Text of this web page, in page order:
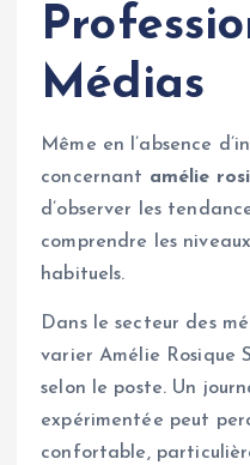
Médias
Même en l’absence
concernant amélie
d’observer les
comprendre les
habituels.
Dans le secteur des
varier Amélie Rosique
selon le poste. Un
expérimentée peut
confortable,